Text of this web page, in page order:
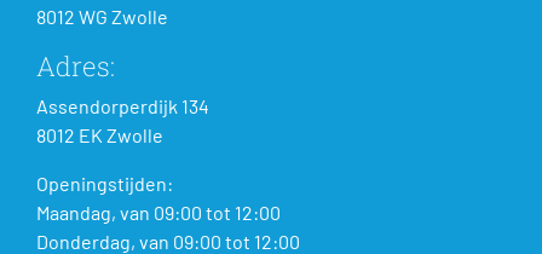
8012 WG Zwolle
Adres:
Assendorperdijk 134
8012 EK Zwolle
Openingstijden:
Maandag, van 09:00 tot 12:00
Donderdag, van 09:00 tot 12:00